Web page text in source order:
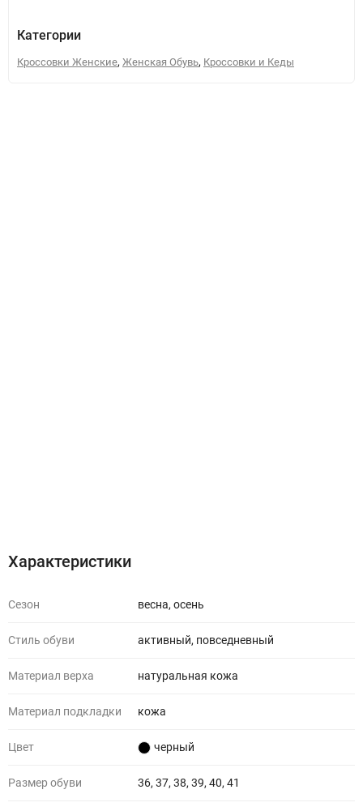
Категории
Кроссовки Женские, Женская Обувь, Кроссовки и Кеды
Характеристики
Сезон весна, осень
Стиль обуви активный, повседневный
Материал верха натуральная кожа
Материал подкладки кожа
Цвет черный
Размер обуви 36, 37, 38, 39, 40, 41